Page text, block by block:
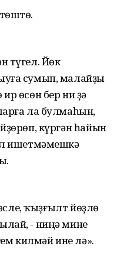
түгел. Йөк
сумып, малайҙы
өсөн бер ни ҙә
ла булмаһын,
күргән һайын
ишетмәмешкә
ҡыҙғылт йөҙлө
- ниңә мине
килмәй ине лә».